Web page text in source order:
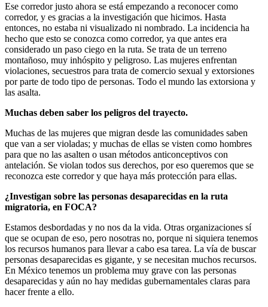
Ese corredor justo ahora se está empezando a reconocer como
corredor, y es gracias a la investigación que hicimos. Hasta
entonces, no estaba ni visualizado ni nombrado. La incidencia ha
hecho que esto se conozca como corredor, ya que antes era
considerado un paso ciego en la ruta. Se trata de un terreno
montañoso, muy inhóspito y peligroso. Las mujeres enfrentan
violaciones, secuestros para trata de comercio sexual y extorsiones
por parte de todo tipo de personas. Todo el mundo las extorsiona y
las asalta.
Muchas deben saber los peligros del trayecto.
Muchas de las mujeres que migran desde las comunidades saben
que van a ser violadas; y muchas de ellas se visten como hombres
para que no las asalten o usan métodos anticonceptivos con
antelación. Se violan todos sus derechos, por eso queremos que se
reconozca este corredor y que haya más protección para ellas.
¿Investigan sobre las personas desaparecidas en la ruta
migratoria, en FOCA?
Estamos desbordadas y no nos da la vida. Otras organizaciones sí
que se ocupan de eso, pero nosotras no, porque ni siquiera tenemos
los recursos humanos para llevar a cabo esa tarea. La vía de buscar
personas desaparecidas es gigante, y se necesitan muchos recursos.
En México tenemos un problema muy grave con las personas
desaparecidas y aún no hay medidas gubernamentales claras para
hacer frente a ello.